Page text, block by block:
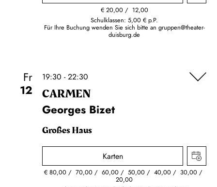
€ 20,00
12,00
Schulklassen: 5,00 € p.P.
Für Ihre Buchung wenden Sie sich bitte an gruppen@theater-
duisburg.de
Fr
12
19:30 - 22:30
CARMEN
Georges Bizet
Großes Haus
Karten
€80,00 70,00 60,00 50,00 40,00 30,00
20,00